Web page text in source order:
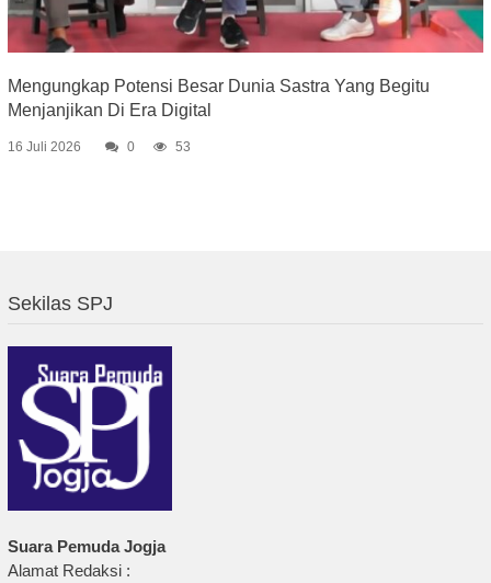
Mengungkap Potensi Besar Dunia Sastra Yang Begitu
Menjanjikan Di Era Digital
16 Juli 2026 0 53
Sekilas SPJ
Suara Pemuda Jogja
Alamat Redaksi :